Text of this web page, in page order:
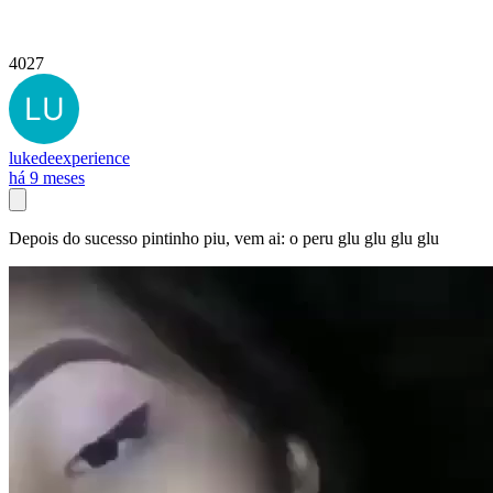
4027
lukedeexperience
há 9 meses
Depois do sucesso pintinho piu, vem ai: o peru glu glu glu glu